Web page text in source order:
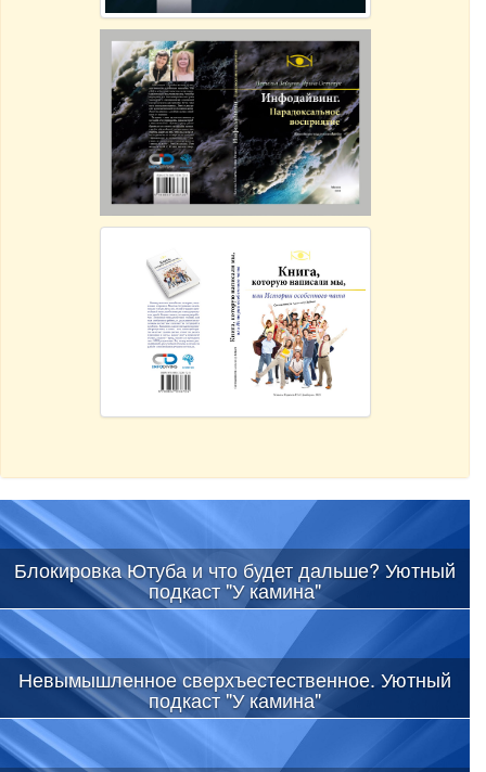
Блокировка Ютуба и что будет дальше? Уютный
подкаст "У камина"
Невымышленное сверхъестественное. Уютный
подкаст "У камина"